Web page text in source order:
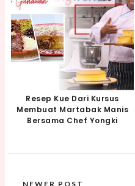
Resep Kue Dari Kursus
Membuat Martabak Manis
Bersama Chef Yongki
NEWER POST